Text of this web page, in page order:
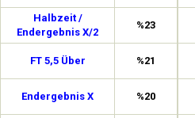
Halbzeit /
Endergebnis X/2
%23
FT 5,5 Über %21
Endergebnis X %20